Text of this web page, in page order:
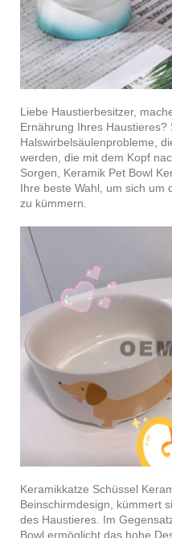
Liebe Haustierbesitzer,
Ernährung Ihres
Halswirbelsäulenprobleme,
werden, die mit dem Kopf
Sorgen, Keramik Pet Bowl
Ihre beste Wahl, um sich um
zu kümmern.
Keramikkatze Schüssel
Beinschirmdesign, kümmert
des Haustieres. Im
Bowl ermöglicht das hohe